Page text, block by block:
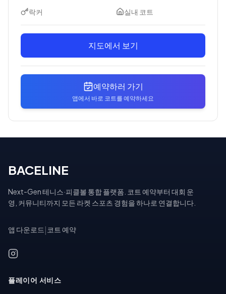
락커
실내 코트
지도에서 보기
예약하러 가기
앱에서 바로 코트를 예약하세요
BACELINE
Next-Gen 테니스·피클볼 통합 플랫폼. 코트 예약부터 대회 운
영, 커뮤니티까지 모든 라켓 스포츠 경험을 하나로 연결합니다.
앱 다운로드 코트 예약
플레이어 서비스